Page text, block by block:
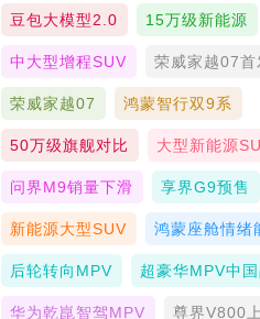
豆包大模型2.0 15万级新能源
中大型增程SUV 荣威家越07首
荣威家越07 鸿蒙智行双9系
50万级旗舰对比 大型新能源
问界M9销量下滑 享界G9预售
新能源大型SUV 鸿蒙座舱情绪
后轮转向MPV 超豪华MPV中
华为乾崑智驾MPV 尊界V800